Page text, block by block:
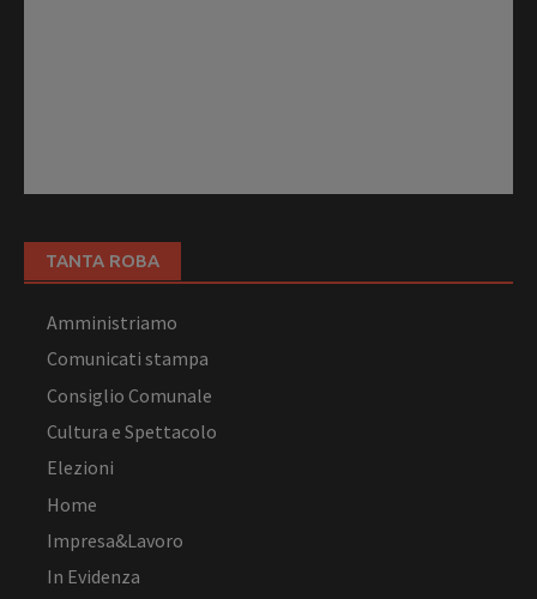
TANTA ROBA
Amministriamo
Comunicati stampa
Consiglio Comunale
Cultura e Spettacolo
Elezioni
Home
Impresa&Lavoro
In Evidenza